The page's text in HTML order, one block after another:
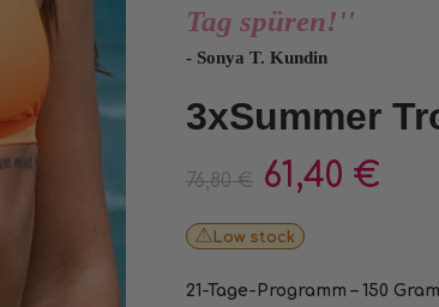
Tag spüren!''
- Sonya T. Kundin
3xSummer
76,80€ 61,40 €
Low stock
21-Tage-Programm – 150